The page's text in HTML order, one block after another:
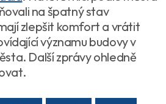
na špatný stav
zlepšit komfort a vrátit
významu budovy v
Další zprávy ohledně